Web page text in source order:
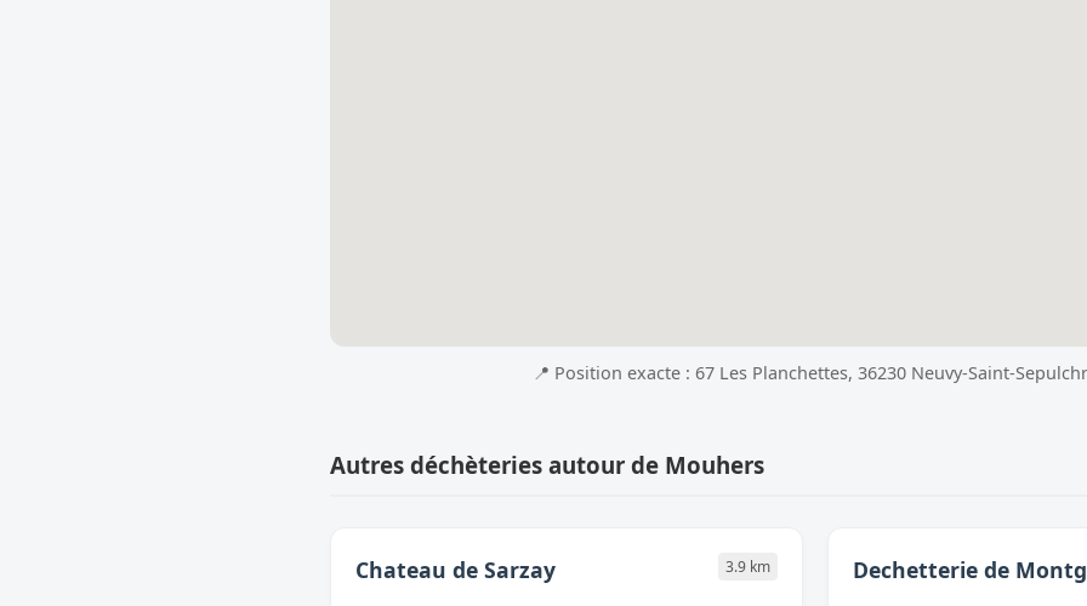
📍 Position exacte : 67 Les Planchettes, 36230 Neuvy-Saint-
Autres déchèteries autour de Mouhers
Chateau de Sarzay 3.9 km Dechetterie de